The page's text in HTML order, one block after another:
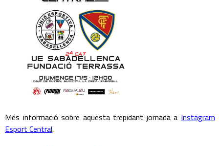
Més informació sobre aquesta trepidant jornada a Instagram
Esport Central.